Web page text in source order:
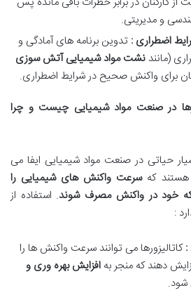
و مدیریتی.
اضطراری : تدوین برنامه های آمادگی و
(مانندنشت مواد شیمیایی آتش سوزی
برای واکنش صحیح در شرایط اضطراری.
در صنعت مواد شیمیایی چیست و چرا
حیاتی در صنعت مواد شیمیایی ایفا می
هستند کهسرعت واکنش های شیمیایی را
خود در واکنش مصرف شوند. استفاده از
:
:کاتالیزورها می توانند سرعت واکنش ها را
دهند که منجر بهافزایش بهره وری و